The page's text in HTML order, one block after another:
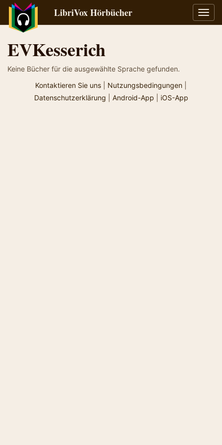
LibriVox Hörbücher
EVKesserich
Keine Bücher für die ausgewählte Sprache gefunden.
Kontaktieren Sie uns
Nutzungsbedingungen
Datenschutzerklärung
Android-App iOS-App